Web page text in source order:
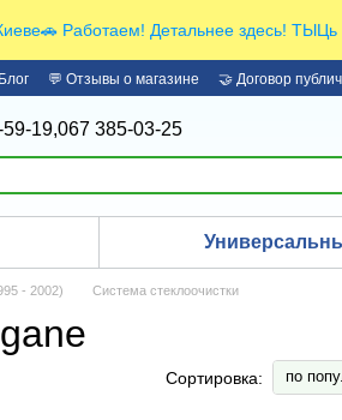
Работаем! Детальнее здесь! ТЫЦь
💬 Отзывы о магазине
🤝 Договор
19,067 385-03-25
- 2002) Система cтеклоочистки
Сортировка: по